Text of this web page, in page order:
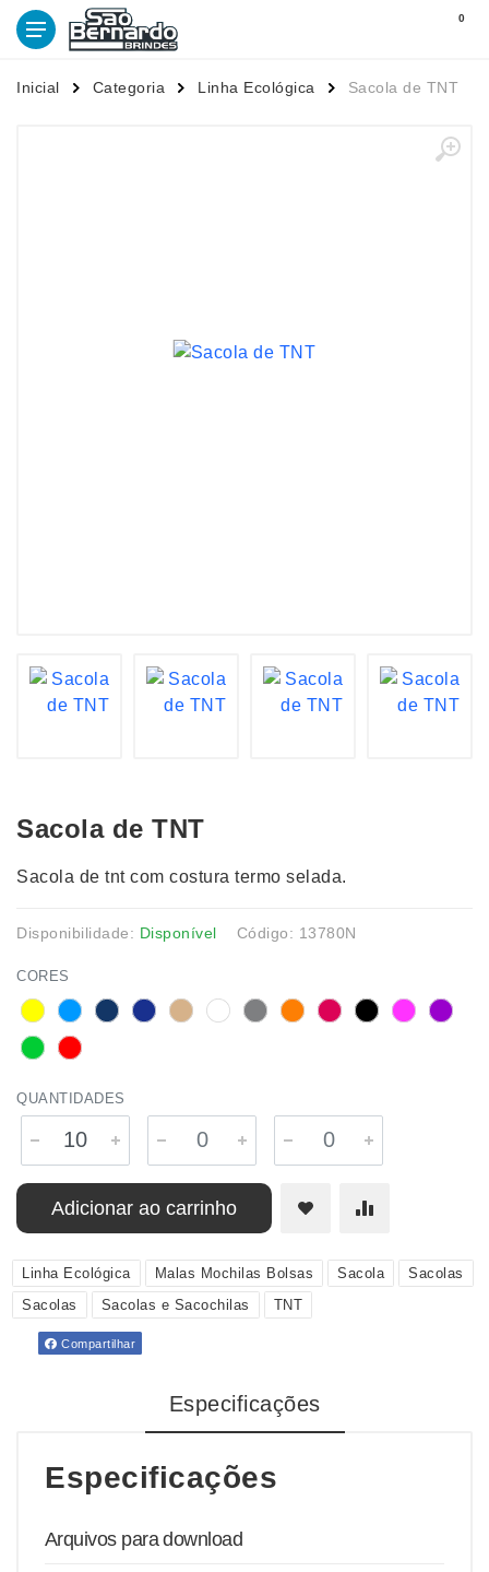
0
Inicial Categoria Linha Ecológica Sacola de TNT
Sacola de TNT
Sacola de tnt com costura termo selada.
Disponibilidade: Disponível Código: 13780N
CORES
QUANTIDADES
Adicionar ao carrinho
Linha Ecológica Malas Mochilas Bolsas Sacola
Sacolas
Sacolas
Sacolas e Sacochilas TNT
Compartilhar
Especificações
Especificações
Arquivos para download